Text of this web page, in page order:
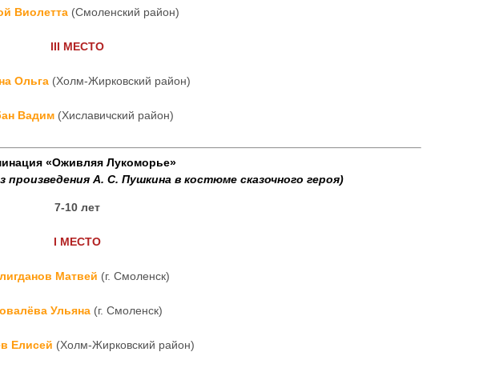
Виолетта(Смоленский район)
III МЕСТО
Ольга(Холм-Жирковский район)
Вадим (Хиславичский район)
«Оживляя Лукоморье»
произведения А. С. Пушкина в костюме сказочного героя)
7-10 лет
I МЕСТО
Матвей (г. Смоленск)
Ульяна(г. Смоленск)
Елисей (Холм-Жирковский район)